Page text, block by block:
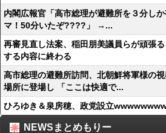
内閣広報官「高市総理が避難所を３分し
マ！50分いたぞ????」 →...
再審見直し法案、稲田朋美議員らが頑張
する内容に終わる
高市総理の避難所訪問、北朝鮮将軍様の
場所に登場し 「ここは快適で...
ひろゆき＆泉房穂、政党設立
NEWSまとめもりー